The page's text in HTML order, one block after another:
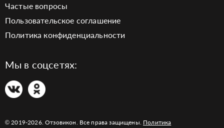
Частые вопросы
Пользовательское соглашение
Политика конфиденциальности
Мы в соцсетях:
© 2019-2026. Отзовикон. Все права защищены. Политика